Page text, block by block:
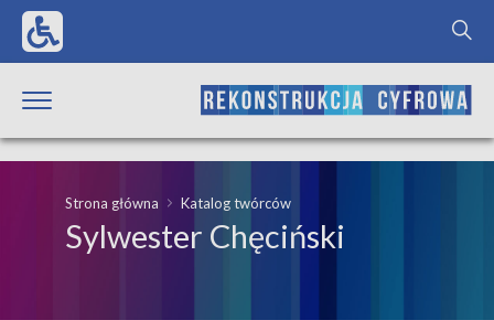
Strona główna Katalog twórców
Sylwester Chęciński